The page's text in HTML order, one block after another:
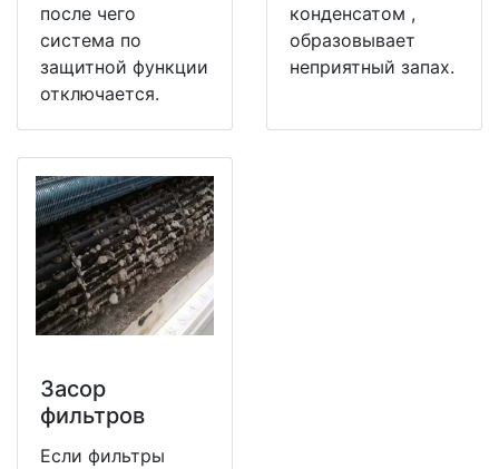
после чего
система по
защитной функции
отключается.
конденсатом ,
образовывает
неприятный запах.
Засор
фильтров
Если фильтры